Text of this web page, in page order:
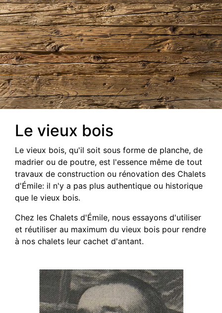
Le vieux bois
Le vieux bois, qu'il soit sous forme de planche, de
madrier ou de poutre, est l'essence même de tout
travaux de construction ou rénovation des Chalets
d'Émile: il n'y a pas plus authentique ou historique
que le vieux bois.
Chez les Chalets d'Émile, nous essayons d'utiliser
et réutiliser au maximum du vieux bois pour rendre
à nos chalets leur cachet d'antant.